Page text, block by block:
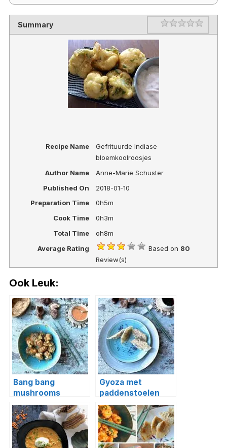
Summary Rating
1 star
2 stars
3 stars
4 stars
5 stars
Recipe Name
Gefrituurde Indiase
bloemkoolroosjes
Author Name
Anne-Marie Schuster
Published On
2018-01-10
Preparation Time
0h5m
Cook Time
0h3m
Total Time
oh8m
Average Rating
Based on 80
Review(s)
Ook Leuk:
Bang bang
mushrooms
Gyoza met
paddenstoelen
(vegetarisch)